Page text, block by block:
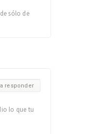
sólo de
responder
lo que tu